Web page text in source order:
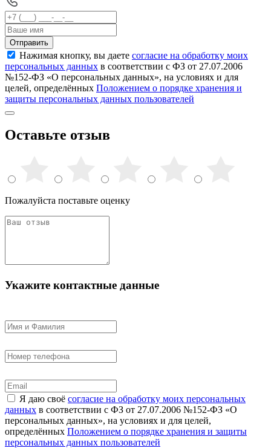
Отправить
Нажимая кнопку, вы даете согласие на обработку моих
персональных данных в соответствии с ФЗ от 27.07.2006
№152-ФЗ «О персональных данных», на условиях и для
целей, определённых Положением о порядке хранения и
защиты персональных данных пользователей
Оставьте отзыв
Пожалуйста поставьте оценку
Укажите контактные данные
Я даю своё согласие на обработку моих персональных
данных в соответствии с ФЗ от 27.07.2006 №152-ФЗ «О
персональных данных», на условиях и для целей,
определённых Положением о порядке хранения и защиты
персональных данных пользователей